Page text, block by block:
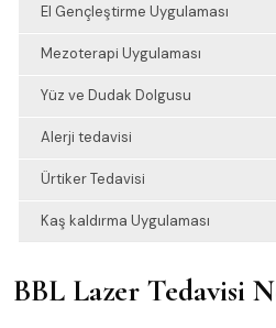
El Gençleştirme Uygulaması
Mezoterapi Uygulaması
Yüz ve Dudak Dolgusu
Alerji tedavisi
Ürtiker Tedavisi
Kaş kaldırma Uygulaması
BBL Lazer Tedavisi